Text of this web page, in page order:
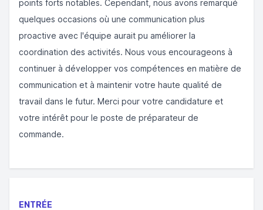
points forts notables. Cependant, nous avons remarqué
quelques occasions où une communication plus
proactive avec l'équipe aurait pu améliorer la
coordination des activités. Nous vous encourageons à
continuer à développer vos compétences en matière de
communication et à maintenir votre haute qualité de
travail dans le futur. Merci pour votre candidature et
votre intérêt pour le poste de préparateur de
commande.
ENTRÉE